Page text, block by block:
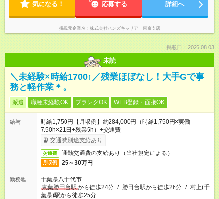
気になる！ 応募する 詳細へ
掲載元企業名 株式会社ハンズキャリア 東京支店
掲載日：2026.08.03
未読
＼未経験×時給1700↑／残業ほぼなし！大手Gで事
務と軽作業＊。
派遣 職種未経験OK ブランクOK WEB登録・面接OK
給与
時給1,750円【月収例】約284,000円（時給1,750円×実働
7.50h×21日+残業5h）+交通費
交通費別途支給あり
交通費 通勤交通費の支給あり（当社規定による）
月収例 25～30万円
勤務地
千葉県八千代市
東葉勝田台駅から徒歩24分 / 勝田台駅から徒歩26分 / 村上(千
葉県)駅から徒歩25分